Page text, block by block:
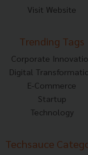
Visit Website
Trending Tags
Corporate
Digital
E-Commerce
Startup
Technology
Techsauce